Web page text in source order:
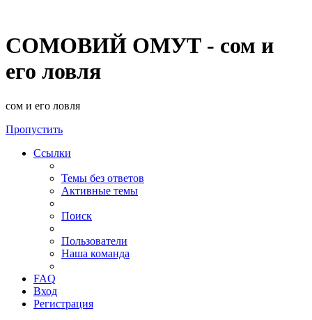
СОМОВИЙ ОМУТ - сом и
его ловля
сом и его ловля
Пропустить
Ссылки
Темы без ответов
Активные темы
Поиск
Пользователи
Наша команда
FAQ
Вход
Регистрация